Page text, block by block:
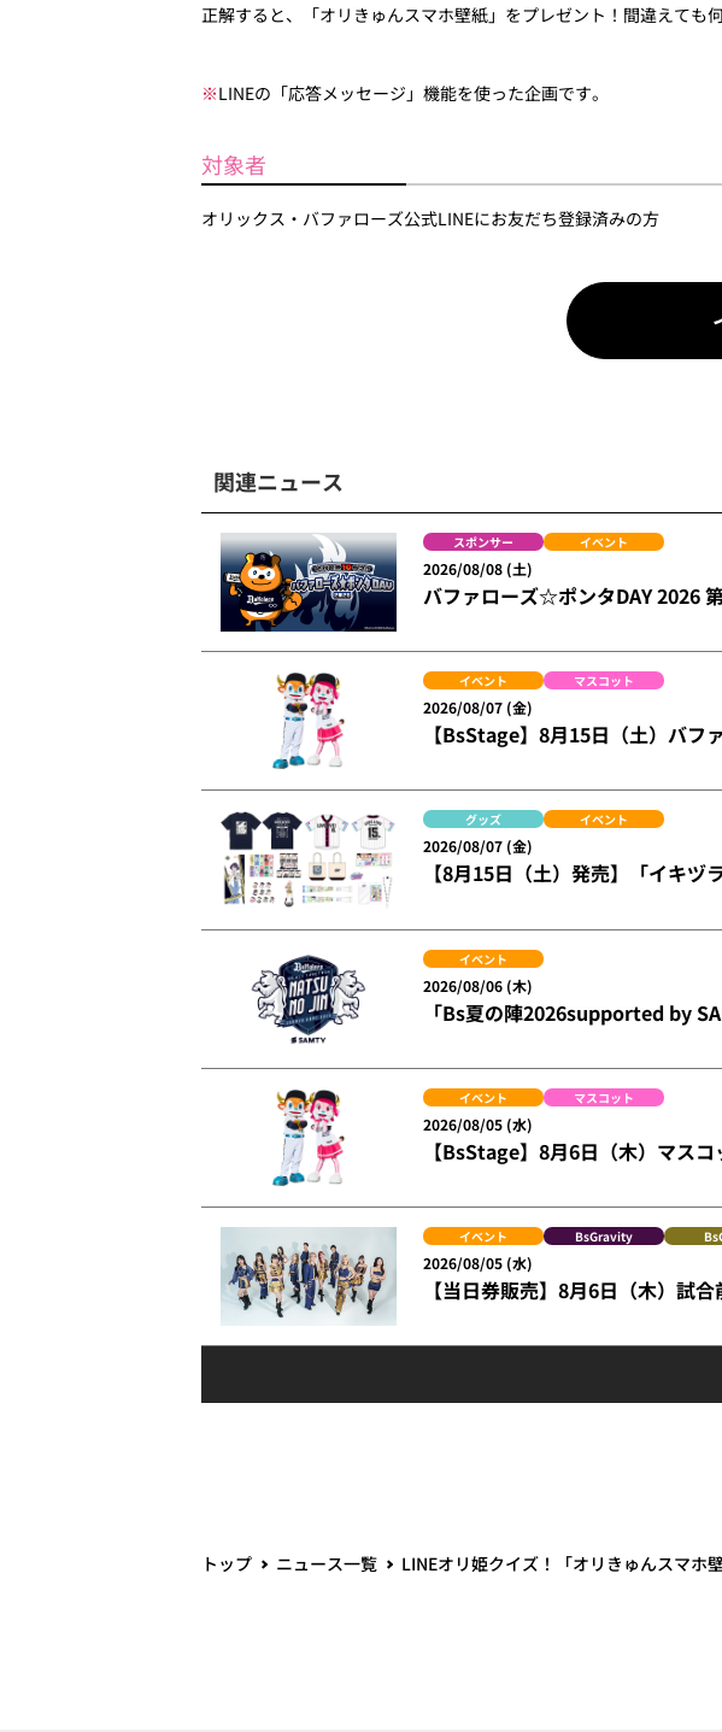
正解すると、「オリきゅんスマホ壁紙」をプレゼント！間違えても
※LINEの「応答メッセージ」機能を使った企画です。
対象者
オリックス・バファローズ公式LINEにお友だち登録済みの方
関連ニュース
スポンサー イベント
2026/08/08 (土)
バファローズ☆ポンタDAY 2026
イベント マスコット
2026/08/07 (金)
【BsStage】8月15日（土）バ
グッズ イベント
2026/08/07 (金)
【8月15日（土）発売】「イキ
イベント
2026/08/06 (木)
「Bs夏の陣2026supported by
イベント マスコット
2026/08/05 (水)
【BsStage】8月6日（木）マス
イベント BsGravity
2026/08/05 (水)
【当日券販売】8月6日（木）試
トップ ニュース一覧 LINEオリ姫クイズ！「オリきゅんスマホ